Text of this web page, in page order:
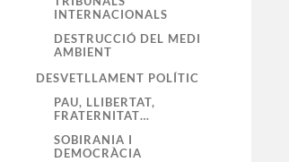
INTERNACIONALS
DESTRUCCIÓ DEL MEDI
AMBIENT
DESVETLLAMENT POLÍTIC
PAU, LLIBERTAT,
FRATERNITAT…
SOBIRANIA I
DEMOCRÀCIA